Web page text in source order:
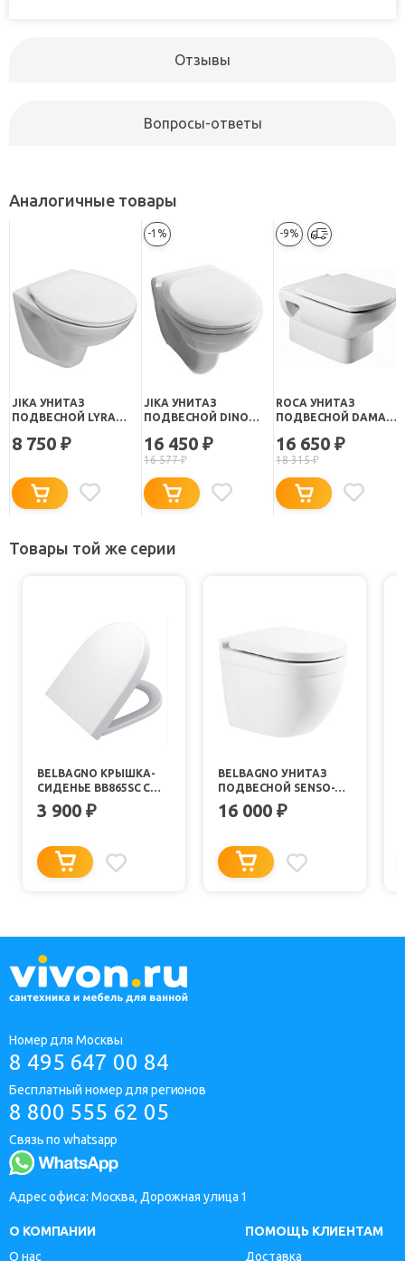
Отзывы
Вопросы-ответы
Аналогичные товары
JIKA УНИТАЗ
ПОДВЕСНОЙ LYRA
8 750 ₽
-1%
JIKA УНИТАЗ
ПОДВЕСНОЙ DINO
16 450 ₽
16 577₽
-9%
ROCA УНИТАЗ
ПОДВЕСНОЙ DAMA
16 650 ₽
18 315₽
Товары той же серии
BELBAGNO КРЫШКА-
СИДЕНЬЕ BB865SC С
МИКРОЛИФТОМ
3 900 ₽
BELBAGNO УНИТАЗ
ПОДВЕСНОЙ SENSO-R
BB017CHR/BB865SC
БЕЗОБОДКОВЫЙ
16 000 ₽
Номер для Москвы
8 495 647 00 84
Бесплатный номер для регионов
8 800 555 62 05
Связь по whatsapp
Адрес офиса: Москва, Дорожная улица 1
О КОМПАНИИ
О нас
ПОМОЩЬ КЛИЕНТАМ
Доставка